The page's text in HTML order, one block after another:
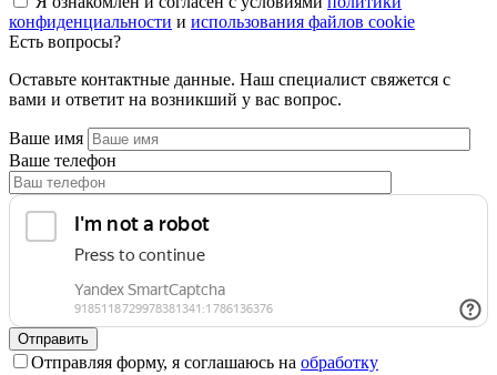
конфиденциальности и использования файлов cookie
Есть вопросы?
Оставьте контактные данные. Наш специалист свяжется с
вами и ответит на возникший у вас вопрос.
Ваше имя
Ваше телефон
Отправляя форму, я соглашаюсь на обработку